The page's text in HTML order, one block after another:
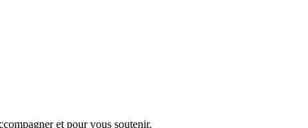
et pour vous soutenir.